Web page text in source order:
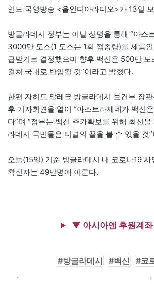
인도 국영방송 <올인디아라디오>가 13일
방글라데시 정부는 이날 성명을 통해 “아스
3000만 도스(1 도스는 1회 접종량)를 세룸
급받기로 결정했으며 향후 백신은 500만 도
걸쳐 국내로 반입될 것”이라고 밝혔다.
한편 자히드 말레크 방글라데시 보건부 장
후 기자회견을 열어 “아스트라제네카 백신
다”며 “정부는 백신 추가확보를 위해 최선
라데시 국민들은 터널의 끝을 볼 수 있을 것
오늘(15일) 기준 방글라데시 내 코로나19
확진자는 49만명에 이른다.
▼ 아시아엔 후원계
방글라데시 백신 코